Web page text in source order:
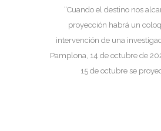
“Cuando el destino nos
proyección habrá un
intervención de una
Pamplona, 14 de octubre de
15 de octubre se